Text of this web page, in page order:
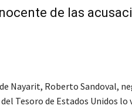
de las
de Nayarit, Roberto Sandoval,
Tesoro de Estados Unidos